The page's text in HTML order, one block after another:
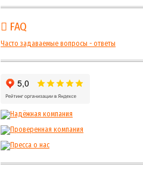
FAQ
Часто задаваемые вопросы - ответы